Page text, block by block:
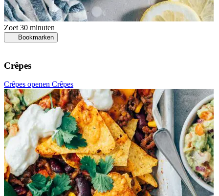
Zoet 30 minuten
Bookmarken
Crêpes
Crêpes openen Crêpes